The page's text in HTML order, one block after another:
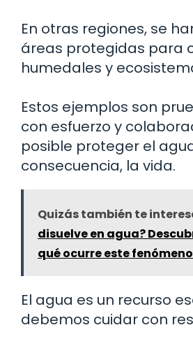
En otras regiones, se
áreas protegidas para
humedales y
Estos ejemplos son
con esfuerzo y
posible proteger el
consecuencia, la vida.
Quizás también te
disuelve en agua?
qué ocurre este
El agua es un recurso
debemos cuidar con